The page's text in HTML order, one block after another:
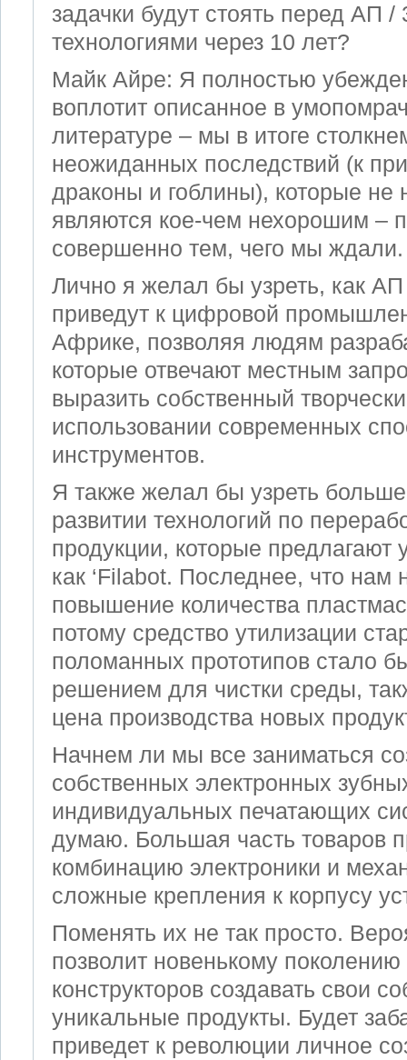
задачки будут стоять перед AП
технологиями через 10 лет?
Майк Айре: Я полностью
воплотит описанное в
литературе – мы в итоге
неожиданных последствий (к
драконы и гоблины), которые не
являются кое-чем нехорошим –
совершенно тем, чего мы ждали.
Лично я желал бы узреть, как AП
приведут к цифровой
Африке, позволяя людям
которые отвечают местным
выразить собственный
использовании современных
инструментов.
Я также желал бы узреть
развитии технологий по
продукции, которые предлагают
как ‘Filabot. Последнее, что нам
повышение количества
потому средство утилизации
поломанных прототипов стало
решением для чистки среды,
цена производства новых
Начнем ли мы все заниматься
собственных электронных
индивидуальных печатающих
думаю. Большая часть товаров
комбинацию электроники и
сложные крепления к корпусу
Поменять их не так просто.
позволит новенькому
конструкторов создавать свои
уникальные продукты. Будет
приведет к революции личное